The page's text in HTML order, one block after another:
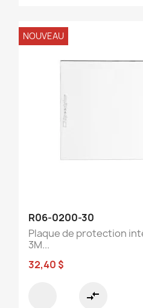
R06-0200-30
Plaque de protection
3M...
32,40 $
compare_arrows
NOUVEAU